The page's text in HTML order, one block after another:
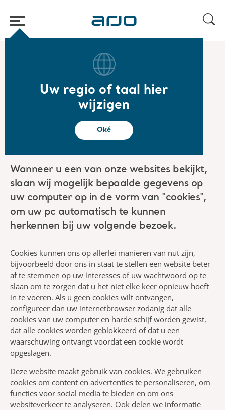
Uw regio of taal hier
wijzigen
Oké
Informatie over cookies
Informatie over
cookies
Wanneer u een van onze websites bekijkt,
slaan wij mogelijk bepaalde gegevens op
uw computer op in de vorm van "cookies",
om uw pc automatisch te kunnen
herkennen bij uw volgende bezoek.
Cookies kunnen ons op allerlei manieren van nut zijn,
bijvoorbeeld door ons in staat te stellen een website beter
af te stemmen op uw interesses of uw wachtwoord op te
slaan om te zorgen dat u het niet elke keer opnieuw hoeft
in te voeren. Als u geen cookies wilt ontvangen,
configureer dan uw internetbrowser zodanig dat alle
cookies van uw computer en harde schijf worden gewist,
dat alle cookies worden geblokkeerd of dat u een
waarschuwing ontvangt voordat een cookie wordt
opgeslagen.
Deze website maakt gebruik van cookies. We gebruiken
cookies om content en advertenties te personaliseren, om
functies voor social media te bieden en om ons
websiteverkeer te analyseren. Ook delen we informatie